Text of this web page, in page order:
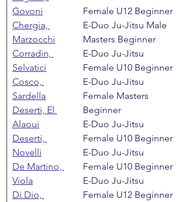
Govoni
Chergia,
Marzocchi
Corradin,
Selvatici
Cosco,
Sardella
Deserti, El
Alaoui
Deserti,
Novelli
De Martino,
Viola
Di Dio,
Female U12 Beginner
E-Duo Ju-Jitsu Male
Masters Beginner
E-Duo Ju-Jitsu
Female U10 Beginner
E-Duo Ju-Jitsu
Female Masters
Beginner
E-Duo Ju-Jitsu
Female U10 Beginner
E-Duo Ju-Jitsu
Female U10 Beginner
E-Duo Ju-Jitsu
Female U12 Beginner